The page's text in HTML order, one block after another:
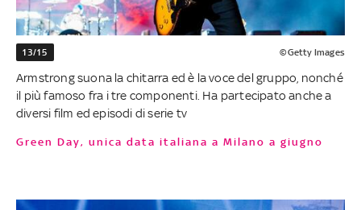
13/15 ©Getty Images
Armstrong suona la chitarra ed è la voce del gruppo, nonché
il più famoso fra i tre componenti. Ha partecipato anche a
diversi film ed episodi di serie tv
Green Day, unica data italiana a Milano a giugno